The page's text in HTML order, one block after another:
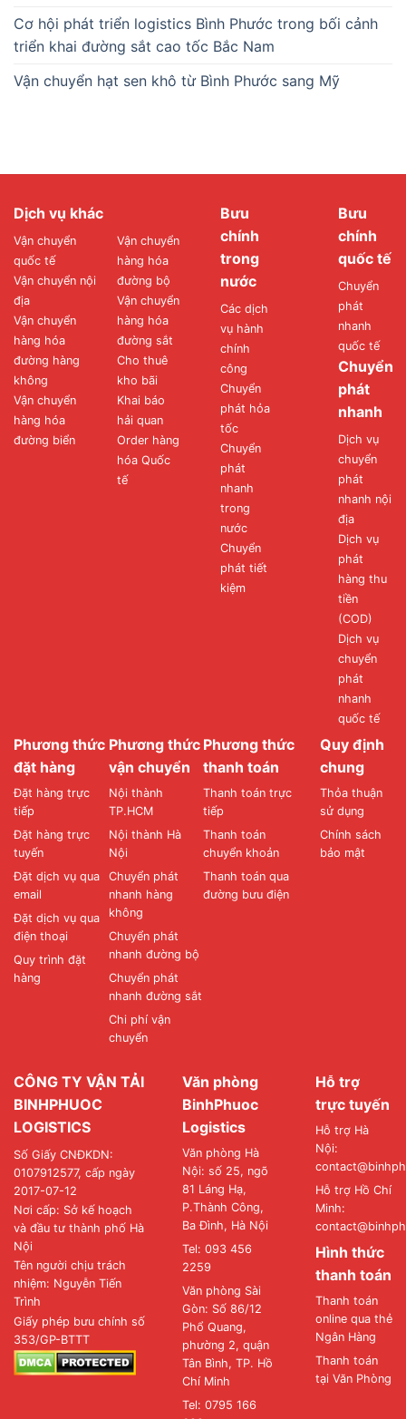
Cơ hội phát triển logistics Bình Phước trong bối cảnh
triển khai đường sắt cao tốc Bắc Nam
Vận chuyển hạt sen khô từ Bình Phước sang Mỹ
Dịch vụ khác
Vận chuyển
quốc tế
Vận chuyển nội
địa
Vận chuyển
hàng hóa
đường hàng
không
Vận chuyển
hàng hóa
đường biển
Vận chuyển
hàng hóa
đường bộ
Vận chuyển
hàng hóa
đường sắt
Cho thuê
kho bãi
Khai báo
hải quan
Order hàng
hóa Quốc
tế
Bưu
chính
trong
nước
Các dịch
vụ hành
chính
công
Chuyển
phát hỏa
tốc
Chuyển
phát
nhanh
trong
nước
Chuyển
phát tiết
kiệm
Bưu
chính
quốc tế
Chuyển
phát
nhanh
quốc tế
Chuyển
phát
nhanh
Dịch vụ
chuyển
phát
nhanh nội
địa
Dịch vụ
phát
hàng thu
tiền
(COD)
Dịch vụ
chuyển
phát
nhanh
quốc tế
Phương thức
đặt hàng
Đặt hàng trực
tiếp
Đặt hàng trực
tuyến
Đặt dịch vụ qua
email
Đặt dịch vụ qua
điện thoại
Quy trình đặt
hàng
Phương thức
vận chuyển
Nội thành
TP.HCM
Nội thành Hà
Nội
Chuyển phát
nhanh hàng
không
Chuyển phát
nhanh đường bộ
Chuyển phát
nhanh đường sắt
Chi phí vận
chuyển
Phương thức
thanh toán
Thanh toán trực
tiếp
Thanh toán
chuyển khoản
Thanh toán qua
đường bưu điện
Quy định
chung
Thỏa thuận
sử dụng
Chính sách
bảo mật
CÔNG TY VẬN TẢI
BINHPHUOC
LOGISTICS
Số Giấy CNĐKDN:
0107912577, cấp ngày
2017-07-12
Nơi cấp: Sở kế hoạch
và đầu tư thành phố Hà
Nội
Tên người chịu trách
nhiệm: Nguyễn Tiến
Trình
Giấy phép bưu chính số
353/GP-BTTT
Văn phòng
BinhPhuoc
Logistics
Văn phòng Hà
Nội: số 25, ngõ
81 Láng Hạ,
P.Thành Công,
Ba Đình, Hà Nội
Tel: 093 456
2259
Văn phòng Sài
Gòn: Số 86/12
Phổ Quang,
phường 2, quận
Tân Bình, TP. Hồ
Chí Minh
Tel: 0795 166
Hỗ trợ
trực tuyến
Hỗ trợ Hà
Nội:
Hỗ trợ Hồ Chí
Minh:
Hình thức
thanh toán
Thanh toán
online qua thẻ
Ngân Hàng
Thanh toán
tại Văn Phòng